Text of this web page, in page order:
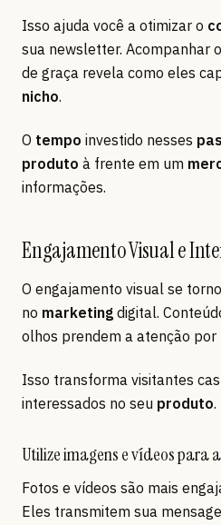
Isso ajuda você a otimizar o
sua newsletter. Acompanhar
de graça revela como eles
nicho.
O tempo investido nesses
produto à frente em um
informações.
Engajamento Visual e
O engajamento visual se
no marketing digital.
olhos prendem a atenção por
Isso transforma visitantes
interessados no seu produto.
Utilize imagens e vídeos para
Fotos e vídeos são mais
Eles transmitem sua